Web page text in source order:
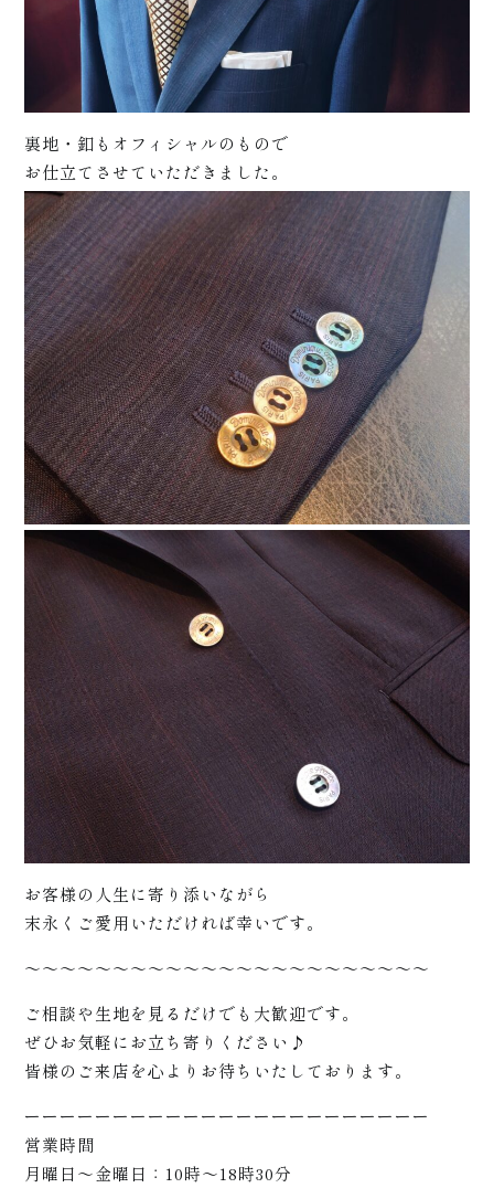
プライ
ス
サポ
ート
+
裏地・釦もオフィシャルのもので
お仕立てさせていただきました。
お客様の人生に寄り添いながら
末永くご愛用いただければ幸いです。
～～～～～～～～～～～～～～～～～～～～～～～
ご相談や生地を見るだけでも大歓迎です。
ぜひお気軽にお立ち寄りください♪
皆様のご来店を心よりお待ちいたしております。
ーーーーーーーーーーーーーーーーーーーーーーー
営業時間
月曜日〜金曜日：10時〜18時30分